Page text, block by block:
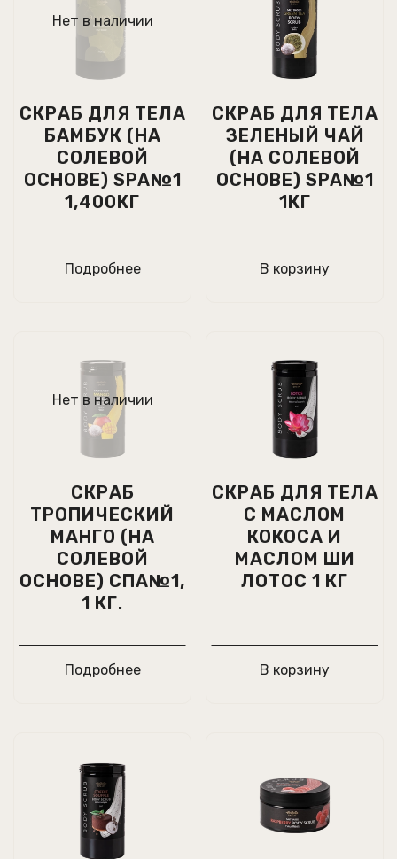
Нет в наличии
СКРАБ ДЛЯ ТЕЛА
БАМБУК (НА
СОЛЕВОЙ
ОСНОВЕ) SPA№1
1,400КГ
Подробнее
СКРАБ ДЛЯ ТЕЛА
ЗЕЛЕНЫЙ ЧАЙ
(НА СОЛЕВОЙ
ОСНОВЕ) SPA№1
1КГ
В корзину
Нет в наличии
СКРАБ
ТРОПИЧЕСКИЙ
МАНГО (НА
СОЛЕВОЙ
ОСНОВЕ) СПА№1,
1 КГ.
Подробнее
CКРАБ ДЛЯ ТЕЛА
С МАСЛОМ
КОКОСА И
МАСЛОМ ШИ
ЛОТОС 1 КГ
В корзину